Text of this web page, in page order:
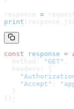
response =
print
const response =
  method:
"GET" ,
  headers: {
    "Accept"
:
  }
});